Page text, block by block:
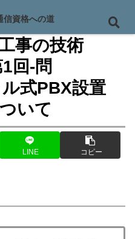
事の技術
回-問
式PBX設置
いて
LINE コピー
信資格への道